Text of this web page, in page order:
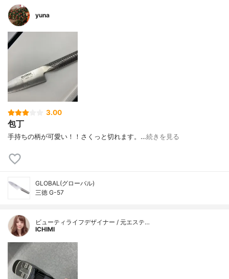
yuna
3.00
包丁
手持ちの柄が可愛い！！さくっと切れます。…続きを見る
GLOBAL(グローバル)
三徳 G-57
ビューティライフデザイナー / 元エステ…
ICHIMI